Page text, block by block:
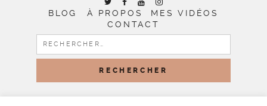
BLOG À PROPOS
MES VIDÉOS
CONTACT
RECHERCHER :